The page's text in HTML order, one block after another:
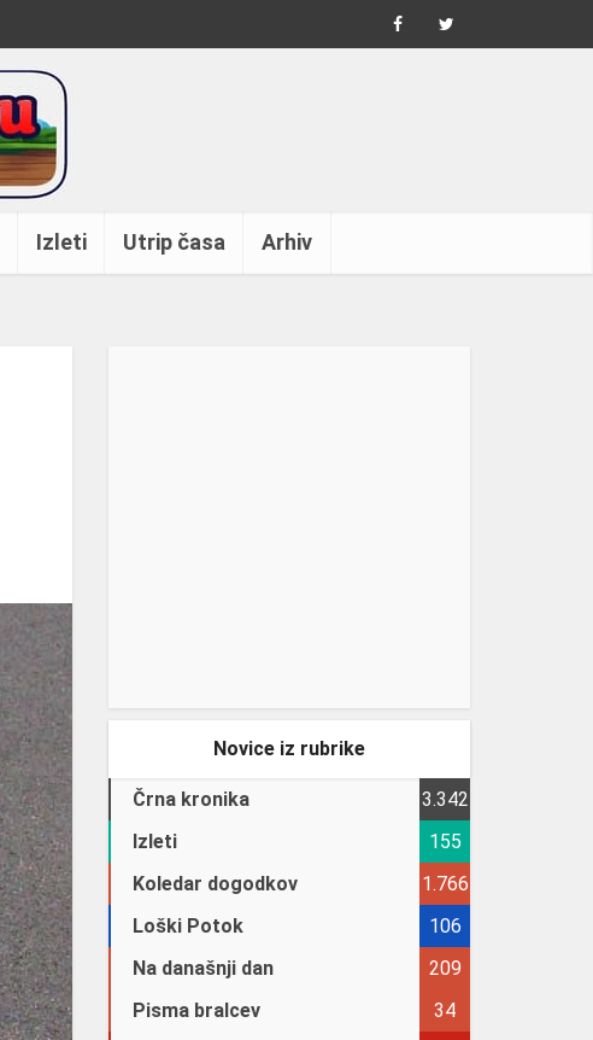
Izleti Utrip časa Arhiv
Novice iz rubrike
Črna kronika
3.342
Izleti
155
Koledar dogodkov
1.766
Loški Potok
106
Na današnji dan
209
Pisma bralcev
34